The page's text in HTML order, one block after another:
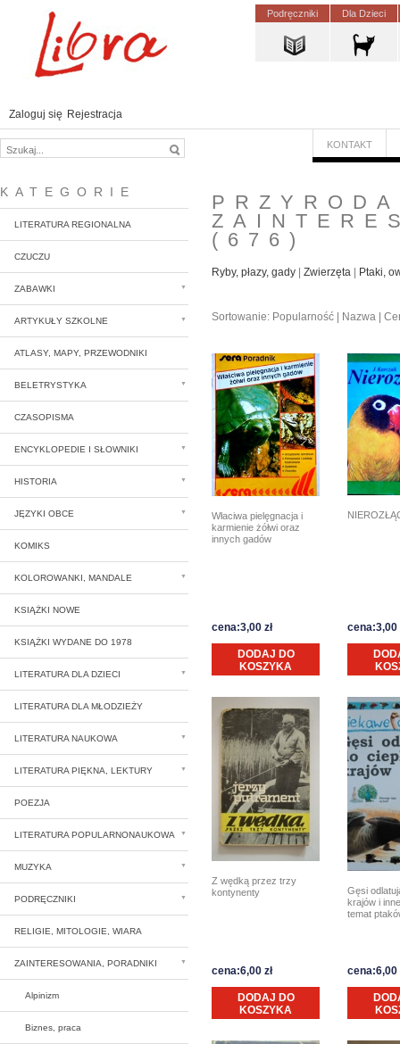
Podręczniki Dla Dzieci
Zaloguj się Rejestracja
KONTAKT
KATEGORIE
LITERATURA REGIONALNA
CZUCZU
ZABAWKI
ARTYKUŁY SZKOLNE
ATLASY, MAPY, PRZEWODNIKI
BELETRYSTYKA
CZASOPISMA
ENCYKLOPEDIE I SŁOWNIKI
HISTORIA
JĘZYKI OBCE
KOMIKS
KOLOROWANKI, MANDALE
KSIĄŻKI NOWE
KSIĄŻKI WYDANE DO 1978
LITERATURA DLA DZIECI
LITERATURA DLA MŁODZIEŻY
LITERATURA NAUKOWA
LITERATURA PIĘKNA, LEKTURY
POEZJA
LITERATURA POPULARNONAUKOWA
MUZYKA
PODRĘCZNIKI
RELIGIE, MITOLOGIE, WIARA
ZAINTERESOWANIA, PORADNIKI
Alpinizm
Biznes, praca
(676)
Ryby, płazy, gady Zwierzęta Ptaki,
Sortowanie: Popularność Nazwa
Właciwa pielęgnacja i
karmienie żółwi oraz
innych gadów
cena:3,00 zł
DODAJ DO
KOSZYKA
cena:3,00
Z wędką przez trzy
kontynenty
cena:6,00 zł
DODAJ DO
KOSZYKA
Gęsi
krajów i
temat
cena:6,00